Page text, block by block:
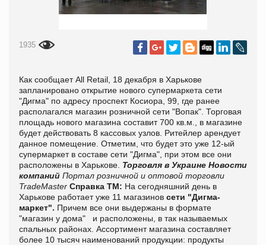
1935
Как сообщает All Retail, 18 декабря в Харькове
запланировано открытие нового супермаркета сети
"Дигма" по адресу проспект Косиора, 99, где ранее
располагался магазин розничной сети "Вопак". Торговая
площадь нового магазина составит 700 кв.м., в магазине
будет действовать 8 кассовых узлов. Ритейлер арендует
данное помещение. Отметим, что будет это уже 12-ый
супермаркет в составе сети "Дигма", при этом все они
расположены в Харькове. Торговля в Украине Новости
компаний Портал розничной и оптовой торговли
TradeMaster Справка ТМ: На сегодняшний день в
Харькове работает уже 11 магазинов сети "Дигма-
маркет". Причем все они выдержаны в формате
"магазин у дома" и расположены, в так называемых
спальных районах. Ассортимент магазина составляет
более 10 тысяч наименований продукции: продукты